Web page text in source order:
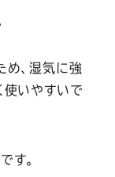
め、湿気に強
使いやすいで
す。